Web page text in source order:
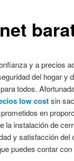
y a precios
del hogar y
todos.
low costsin
en
la instalación de
y satisfacción del
puedes contar